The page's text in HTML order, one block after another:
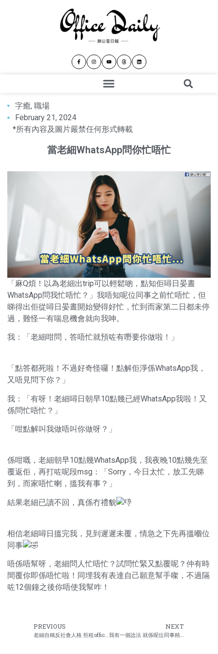
字癒, 職場
February 21, 2024
*所有內容及圖片嚴禁任何形式轉載
當老細WhatsApp問你忙唔忙
「麻Q煩！以為老細出trip可以輕鬆啲，點知佢噚日晏晝
WhatsApp問我忙唔忙？」我唔知呢位同事之前忙唔忙，但
睇得出佢從噚日晏晝開始變得好忙，忙到而家第二日都未停
過，難怪一有喘息機會就向我呻。
我：「老細咁問，答唔忙就預咗有嘢要你做啦！」
「點答都死啦！不過好奇怪囉！點解佢淨係WhatsApp我，
又唔見問下你？」
我：「有呀！老細噚日朝早10點幾已經WhatsApp我啦！又
係問忙唔忙？」
「咁點解叫我做唔叫你做呀？」
係咁嘅，老細朝早10點幾WhatsApp我，我夜晚10點幾先至
覆返佢，再打咗呢段msg：「Sorry，今日太忙，放工先睇
到，而家唔忙喇，搵我有事？」
結果老細已讀不回，真係冇禮貌
相信老細噚日搵完我，見到遲遲未覆，情急之下先再搵嗰位
同事
唔係唔幫呀，老細問人忙唔忙？試問忙緊又點覆呢？仲有時
間覆你即係唔忙啦！同埋我有表達自己願意幫手㗎，不過隔
咗12個鐘之後你唔使我幫咋！
PREVIOUS
老細自稱反社會人格 拒租office慳燈油火蠟
NEXT
我有一個諗法 就係呢位同事精神有問題